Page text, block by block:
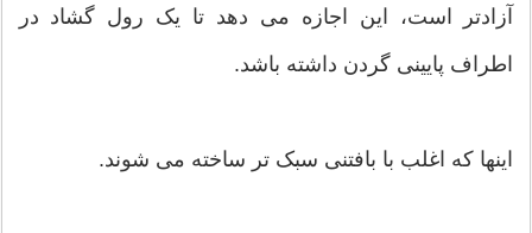
آزادتر است، این اجازه می دهد تا یک رول گشاد در
اطراف پایینی گردن داشته باشد.
اینها که اغلب با بافتنی سبک تر ساخته می شوند.